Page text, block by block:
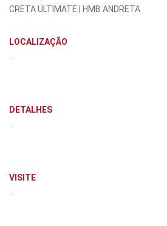
CRETA ULTIMATE | HMB ANDRETA
LOCALIZAÇÃO
DETALHES
VISITE